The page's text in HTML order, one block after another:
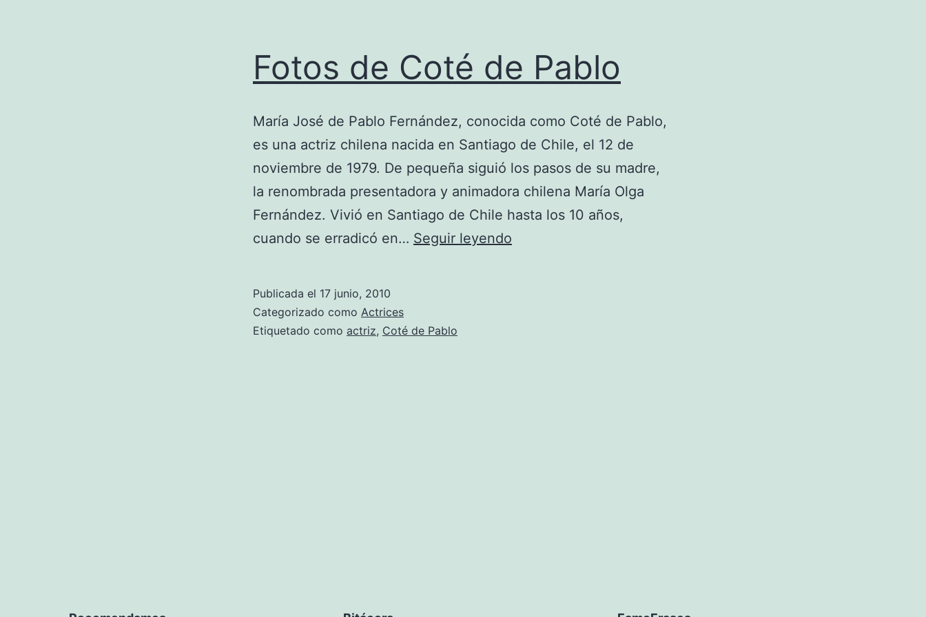
Fotos de Coté de Pablo
María José de Pablo Fernández, conocida como Coté de Pablo,
es una actriz chilena nacida en Santiago de Chile, el 12 de
noviembre de 1979. De pequeña siguió los pasos de su madre,
la renombrada presentadora y animadora chilena María Olga
Fernández. Vivió en Santiago de Chile hasta los 10 años,
cuando se erradicó en… Seguir leyendo
Publicada el 17 junio, 2010
Categorizado como Actrices
Etiquetado como actriz, Coté de Pablo